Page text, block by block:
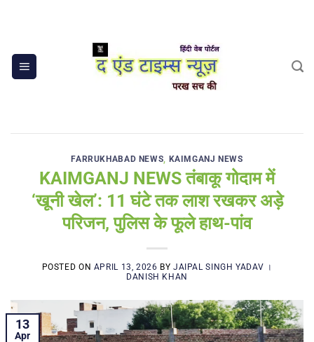
FARRUKHABAD NEWS, KAIMGANJ NEWS
KAIMGANJ NEWS तंबाकू गोदाम में
‘खूनी खेल’: 11 घंटे तक लाश रखकर अड़े
परिजन, पुलिस के फूले हाथ-पांव
POSTED ON APRIL 13, 2026 BY JAIPAL SINGH YADAV ।
DANISH KHAN
13
Apr